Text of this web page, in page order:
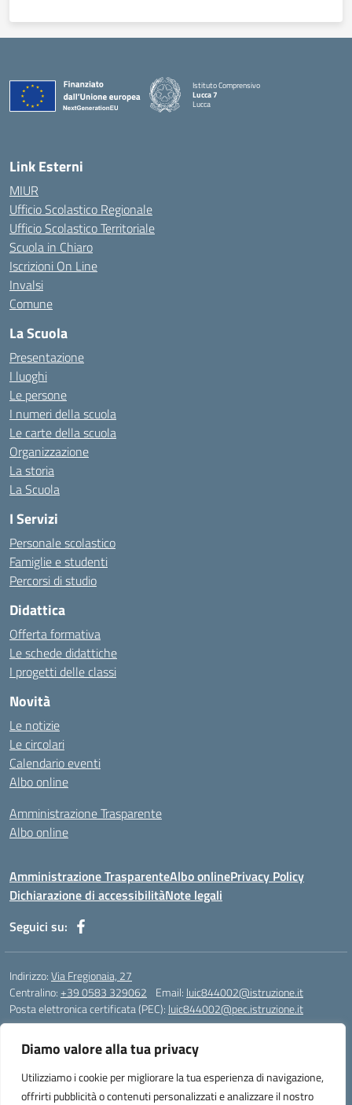
Diamo valore alla tua privacy
Utilizziamo i cookie per migliorare la tua esperienza di navigazione,
offrirti pubblicità o contenuti personalizzati e analizzare il nostro
Istituto Comprensivo
Lucca 7
Lucca
Link Esterni
MIUR
Ufficio Scolastico Regionale
Ufficio Scolastico Territoriale
Scuola in Chiaro
Iscrizioni On Line
Invalsi
Comune
La Scuola
Presentazione
I luoghi
Le persone
I numeri della scuola
Le carte della scuola
Organizzazione
La storia
La Scuola
I Servizi
Personale scolastico
Famiglie e studenti
Percorsi di studio
Didattica
Offerta formativa
Le schede didattiche
I progetti delle classi
Novità
Le notizie
Le circolari
Calendario eventi
Albo online
Amministrazione Trasparente
Albo online
Amministrazione TrasparenteAlbo onlinePrivacy Policy
Dichiarazione di accessibilitàNote legali
Seguici su:
Indirizzo:Via Fregionaia, 27
Centralino:+39 0583 329062 Email: luic844002@istruzione.it
Posta elettronica certificata (PEC): luic844002@pec.istruzione.it
Codice meccanografico:luic844002
Codice Indice delle Pubbliche Amministrazioni (IPA): istsc_luic844002
Codice unico di fatturazione (CUF): UF76KO